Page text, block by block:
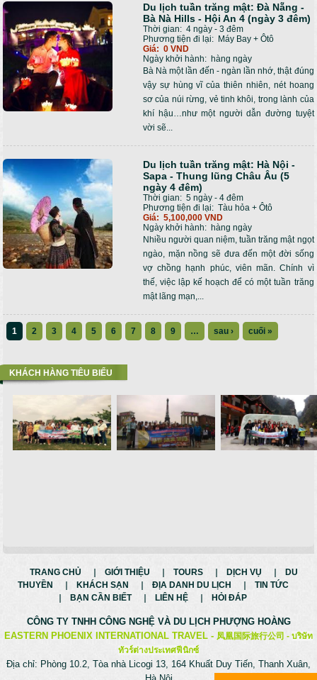
Du lịch tuần trăng mật: Đà Nẵng -
Bà Nà Hills - Hội An 4 (ngày 3 đêm)
Thời gian: 4 ngày - 3 đêm
Phương tiện đi lại: Máy Bay + Ôtô
Giá: 0 VND
Ngày khởi hành: hàng ngày
Bà Nà một lần đến - ngàn lần nhớ, thật đúng
vậy sự hùng vĩ của thiên nhiên, nét hoang
sơ của núi rừng, vẻ tinh khôi, trong lành của
khí hậu…như một người dẫn đường tuyệt
vời sẽ...
Du lịch tuần trăng mật: Hà Nội -
Sapa - Thung lũng Châu Âu (5
ngày 4 đêm)
Thời gian: 5 ngày - 4 đêm
Phương tiện đi lại: Tàu hỏa + Ôtô
Giá: 5,100,000 VND
Ngày khởi hành: hàng ngày
Nhiều người quan niệm, tuần trăng mật ngọt
ngào, mặn nồng sẽ đưa đến một đời sống
vợ chồng hạnh phúc, viên mãn. Chính vì
thế, việc lập kế hoạch để có một tuần trăng
mật lãng mạn,...
1 2 3 4 5 6 7 8 9 … sau › cuối »
KHÁCH HÀNG TIÊU BIỂU
TRANG CHỦ GIỚI THIỆU TOURS DỊCH VỤ
DU
THUYỀN
KHÁCH SẠN ĐỊA DANH DU LỊCH
TIN TỨC
BẠN CẦN BIẾT
LIÊN HỆ HỎI ĐÁP
CÔNG TY TNHH CÔNG NGHỆ VÀ DU LỊCH PHƯỢNG HOÀNG
EASTERN PHOENIX INTERNATIONAL TRAVEL - 凤凰国际旅行公司 - บริษัท
ทัวร์ต่างประเทศฟีนิกซ์
Địa chỉ: Phòng 10.2, Tòa nhà Licogi 13, 164 Khuất Duy Tiến, Thanh Xuân,